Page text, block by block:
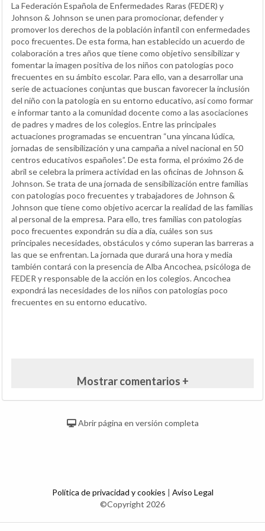
La Federación Española de Enfermedades Raras (FEDER) y
Johnson & Johnson se unen para promocionar, defender y
promover los derechos de la población infantil con enfermedades
poco frecuentes. De esta forma, han establecido un acuerdo de
colaboración a tres años que tiene como objetivo sensibilizar y
fomentar la imagen positiva de los niños con patologías poco
frecuentes en su ámbito escolar. Para ello, van a desarrollar una
serie de actuaciones conjuntas que buscan favorecer la inclusión
del niño con la patología en su entorno educativo, así como formar
e informar tanto a la comunidad docente como a las asociaciones
de padres y madres de los colegios. Entre las principales
actuaciones programadas se encuentran “una yincana lúdica,
jornadas de sensibilización y una campaña a nivel nacional en 50
centros educativos españoles”. De esta forma, el próximo 26 de
abril se celebra la primera actividad en las oficinas de Johnson &
Johnson. Se trata de una jornada de sensibilización entre familias
con patologías poco frecuentes y trabajadores de Johnson &
Johnson que tiene como objetivo acercar la realidad de las familias
al personal de la empresa. Para ello, tres familias con patologías
poco frecuentes expondrán su día a día, cuáles son sus
principales necesidades, obstáculos y cómo superan las barreras a
las que se enfrentan. La jornada que durará una hora y media
también contará con la presencia de Alba Ancochea, psicóloga de
FEDER y responsable de la acción en los colegios. Ancochea
expondrá las necesidades de los niños con patologías poco
frecuentes en su entorno educativo.
Mostrar comentarios +
Abrir página en versión completa
Política de privacidad y cookies | Aviso Legal
©Copyright 2026